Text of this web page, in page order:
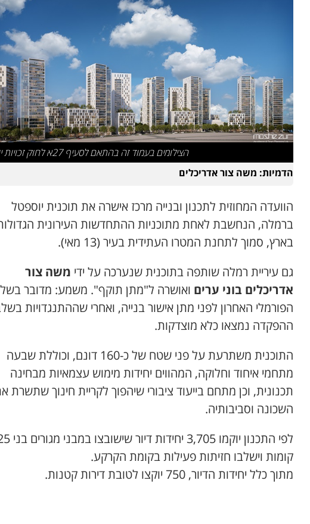
הצילומים בעמוד זה בהתאם לסעיף 27א לחוק זכויות יוצרים
הדמיות: משה צור אדריכלים
הוועדה המחוזית לתכנון ובנייה מרכז אישרה את תוכנית יוספטל
ברמלה, הנחשבת לאחת מתוכניות ההתחדשות העירונית
בארץ, סמוך לתחנת המטרו העתידית בעיר (13 מאי).
גם עיריית רמלה שותפה בתוכנית שנערכה על ידי משה צור
אדריכלים בוני ערים ואושרה ל"מתן תוקף". משמע: מדובר
הפורמלי האחרון לפני מתן אישור בנייה, ואחרי שההתנגדויות
ההפקדה נמצאו כלא מוצדקות.
התוכנית משתרעת על פני שטח של כ-160 דונם, וכוללת שבעה
מתחמי איחוד וחלוקה, המהווים יחידות מימוש עצמאיות מבחינה
תכנונית, וכן מתחם בייעוד ציבורי שיהפוך לקריית חינוך שתשרת
השכונה וסביבותיה.
לפי התכנון יוקמו
קומות וישלבו חזיתות פעילות בקומת הקרקע.
מתוך כלל יחידות הדיור, 750 יוקצו לטובת דירות קטנות.